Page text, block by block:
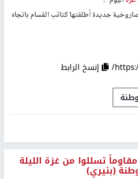
جديدة أطلقتها كتائب القسام باتجاه
إنسخ الرابط
جيش الاحتلال: 70 مقاوماً تسللوا من غزة الليلة
(بئيري)